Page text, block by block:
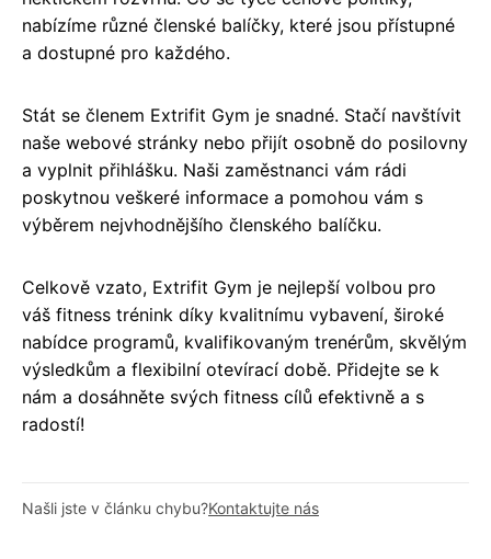
nabízíme různé členské balíčky, které jsou přístupné
a dostupné pro každého.
Stát se členem Extrifit Gym je snadné. Stačí navštívit
naše webové stránky nebo přijít osobně do posilovny
a vyplnit přihlášku. Naši zaměstnanci vám rádi
poskytnou veškeré informace a pomohou vám s
výběrem nejvhodnějšího členského balíčku.
Celkově vzato, Extrifit Gym je nejlepší volbou pro
váš fitness trénink díky kvalitnímu vybavení, široké
nabídce programů, kvalifikovaným trenérům, skvělým
výsledkům a flexibilní otevírací době. Přidejte se k
nám a dosáhněte svých fitness cílů efektivně a s
radostí!
Našli jste v článku chybu?Kontaktujte nás